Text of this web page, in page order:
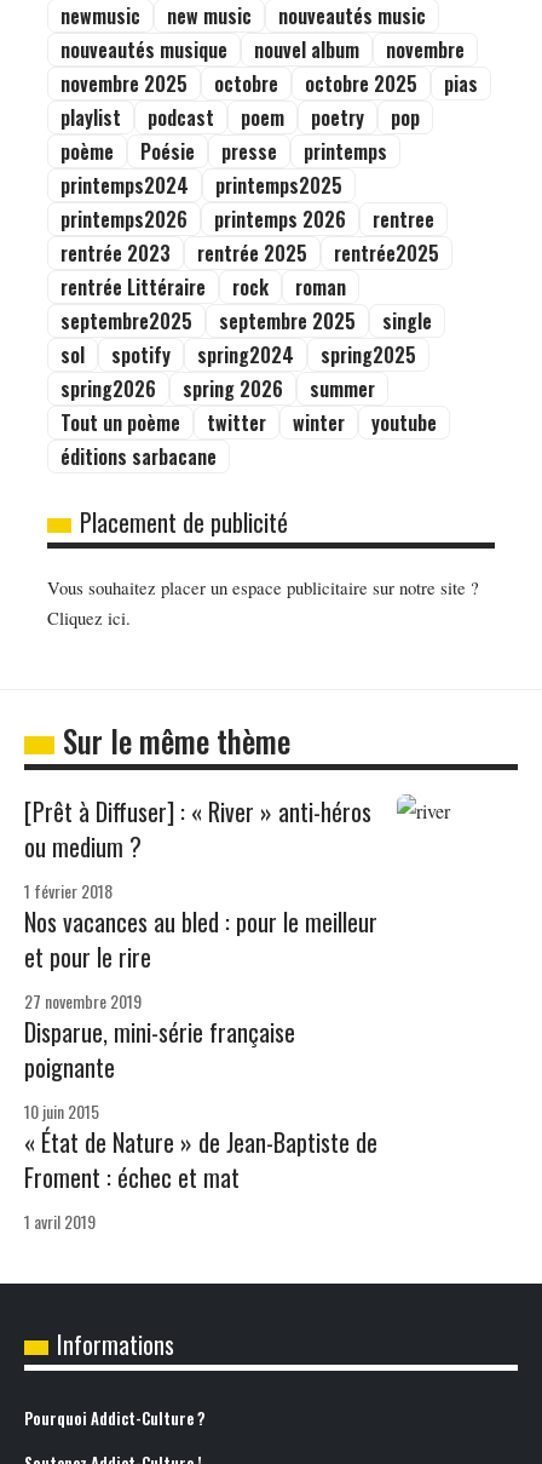
newmusic
new music
nouveautés music
nouveautés musique
nouvel album
novembre
novembre 2025
octobre octobre 2025
pias
playlist
podcast poem poetry
pop
poème
Poésie presse
printemps
printemps2024
printemps2025
printemps2026
printemps 2026
rentree
rentrée 2023
rentrée 2025
rentrée2025
rentrée Littéraire
rock
roman
septembre2025
septembre 2025
single
sol
spotify spring2024
spring2025
spring2026
spring 2026
summer
Tout un poème
twitter winter
youtube
éditions sarbacane
Placement de publicité
Vous souhaitez placer un espace publicitaire sur notre site ?
Cliquez ici.
Sur le même thème
[Prêt à Diffuser] : « River » anti-héros
ou medium ?
1 février 2018
Nos vacances au bled : pour le meilleur
et pour le rire
27 novembre 2019
Disparue, mini-série française
poignante
10 juin 2015
« État de Nature » de Jean-Baptiste de
Froment : échec et mat
1 avril 2019
Informations
Pourquoi Addict-Culture ?